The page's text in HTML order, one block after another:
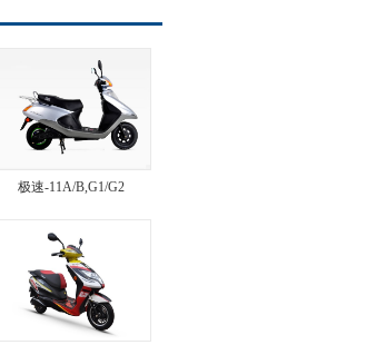
极速-11A/B,G1/G2